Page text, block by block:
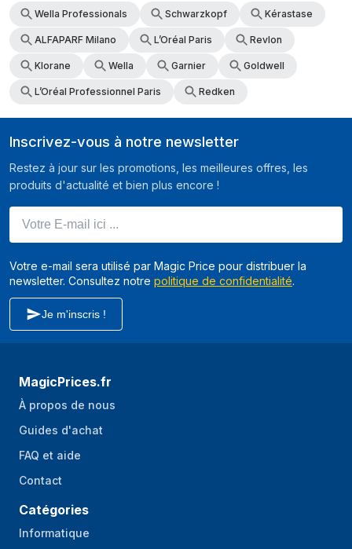
Wella Professionals Schwarzkopf Kérastase
ALFAPARF Milano L’Oréal Paris Revlon
Klorane Wella Garnier Goldwell
L’Oréal Professionnel Paris Redken
Inscrivez-vous à notre newsletter
Restez à jour sur les promotions, les meilleures offres, les
produits d'actualité et bien plus encore !
Votre e-mail sera utilisé par Magic Price pour distribuer la
newsletter. Consultez notre politique de confidentialité.
Je m'inscris !
MagicPrices.fr
À propos de nous
Guides d'achat
FAQ et aide
Contact
Catégories
Informatique